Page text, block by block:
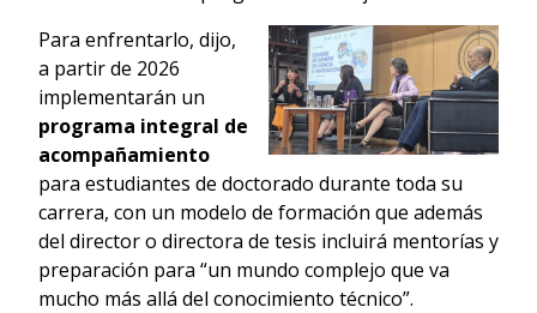
Para enfrentarlo, dijo,
a partir de 2026
implementarán un
programa integral de
acompañamiento
para estudiantes de doctorado durante toda su
carrera, con un modelo de formación que además
del director o directora de tesis incluirá mentorías y
preparación para “un mundo complejo que va
mucho más allá del conocimiento técnico”.